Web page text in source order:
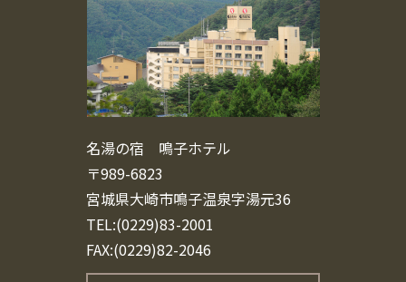
名湯の宿 鳴子ホテル
〒989-6823
宮城県大崎市鳴子温泉字湯元36
TEL:(0229)83-2001
FAX:(0229)82-2046